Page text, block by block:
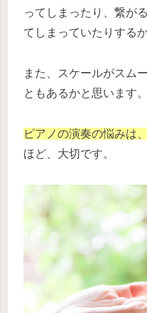
ってしまったり、繋が
てしまっていたりする
また、スケールがスム
ともあるかと思います。
ピアノの演奏の悩みは
ほど、大切です。